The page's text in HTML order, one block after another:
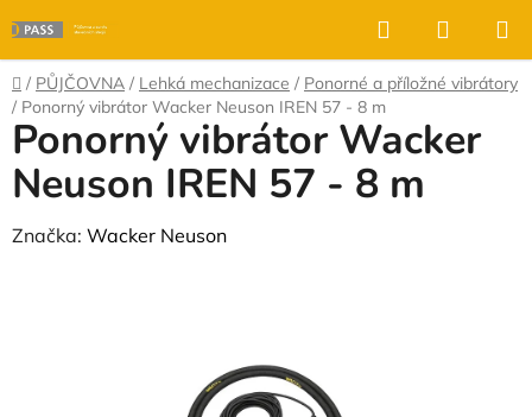
na
obsah
Hledat
KOŠÍK
Domů
/ PŮJČOVNA / Lehká mechanizace / Ponorné a příložné vibrátory
/ Ponorný vibrátor Wacker Neuson IREN 57 - 8 m
Ponorný vibrátor Wacker
Neuson IREN 57 - 8 m
Značka: Wacker Neuson